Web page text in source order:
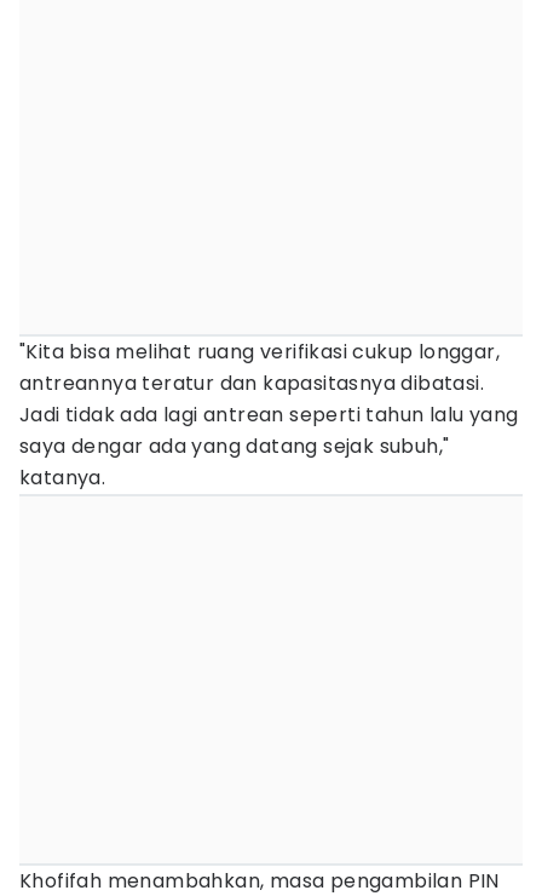
"Kita bisa melihat ruang verifikasi cukup longgar,
antreannya teratur dan kapasitasnya dibatasi.
Jadi tidak ada lagi antrean seperti tahun lalu yang
saya dengar ada yang datang sejak subuh,"
katanya.
Khofifah menambahkan, masa pengambilan PIN